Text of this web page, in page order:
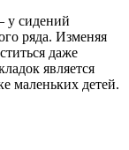
у сидений
ряда. Изменяя
даже
является
маленьких детей.